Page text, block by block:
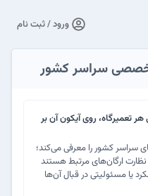
ورود / ثبت نام
سراسر کشور
تعمیرگاه، روی آیکون آن بر
سراسر کشور را معرفی می‌کند؛
ارگان‌های مرتبط هستند
یا مسئولیتی در قبال آن‌ها